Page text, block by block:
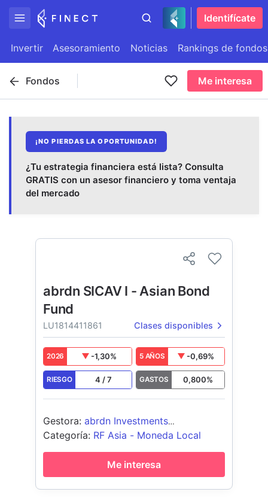
Identifícate
Invertir Asesoramiento Noticias Rankings de fondos
Fondos Me interesa
¡NO PIERDAS LA OPORTUNIDAD!
¿Tu estrategia financiera está lista? Consulta
GRATIS con un asesor financiero y toma ventaja
del mercado
abrdn SICAV I - Asian Bond
Fund
LU1814411861 Clases disponibles
2026 -1,30% 5 AÑOS -0,69%
RIESGO 4 /7 GASTOS 0,800%
Gestora: abrdn Investments
Luxembourg S.A.
Categoría: RF Asia - Moneda Local
Me interesa